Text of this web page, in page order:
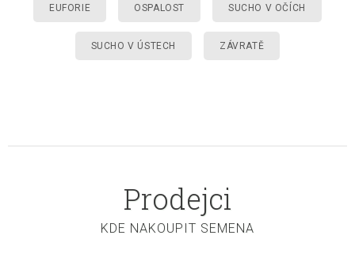
EUFORIE OSPALOST SUCHO V OČÍCH
SUCHO V ÚSTECH ZÁVRATĚ
Prodejci
KDE NAKOUPIT SEMENA